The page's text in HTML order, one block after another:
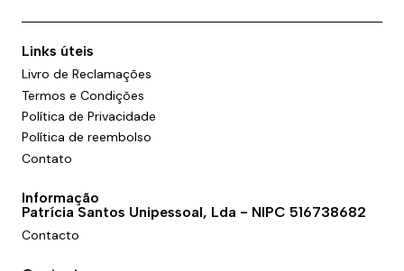
Links úteis
Livro de Reclamações
Termos e Condições
Política de Privacidade
Política de reembolso
Contato
Informação
Patrícia Santos Unipessoal, Lda - NIPC 516738682
Contacto